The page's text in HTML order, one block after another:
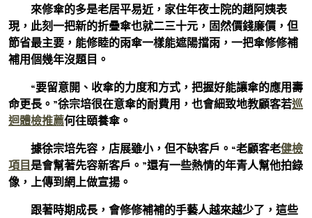
來修傘的多是老居平易近，家住年夜士院的趙阿姨表
現，此刻一把新的折疊傘也就二三十元，固然價錢廉價，但
節省最主要，能修睦的雨傘一樣能遮陽擋雨，一把傘修修補
補用個幾年沒題目。
“要留意開、收傘的力度和方式，把握好能讓傘的應用壽
命更長。”徐宗培很在意傘的耐費用，也會細致地教顧客若巡
迴體檢推薦何往頤養傘。
據徐宗培先容，店展雖小，但不缺客戶。“老顧客老健檢
項目 是會幫著先容新客戶。”還有一些熱情的年青人幫他拍錄
像，上傳到網上做宣揚。
跟著時期成長，會修修補補的手藝人越來越少了，這些